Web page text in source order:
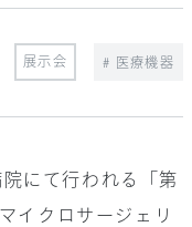
展示会 # 医療機器
にて行われる「第
イクロサージェリ